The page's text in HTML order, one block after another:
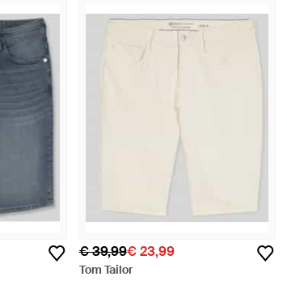
€ 39,99€ 23,99
Tom Tailor